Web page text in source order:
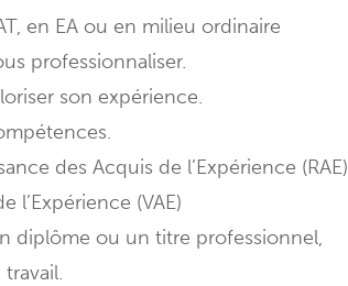
en EA ou en milieu ordinaire
professionnaliser.
son expérience.
des Acquis de l’Expérience (RAE)
l’Expérience (VAE)
diplôme ou un titre professionnel,